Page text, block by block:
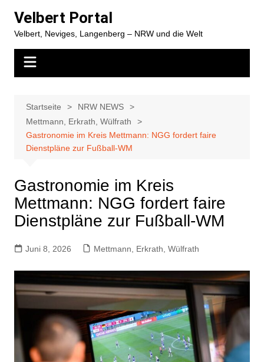
Inhalt
springen
Velbert Portal
Velbert, Neviges, Langenberg – NRW und die Welt
Startseite
NRW NEWS
Mettmann, Erkrath, Wülfrath
Gastronomie im Kreis Mettmann: NGG fordert faire
Dienstpläne zur Fußball-WM
Gastronomie im Kreis
Mettmann: NGG fordert faire
Dienstpläne zur Fußball-WM
Juni 8, 2026 Mettmann, Erkrath, Wülfrath